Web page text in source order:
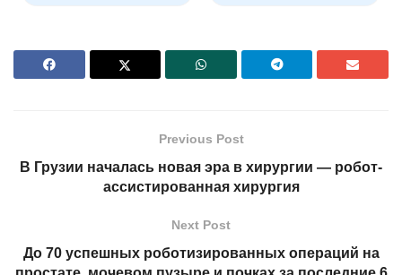
Previous Post
В Грузии началась новая эра в хирургии — робот-
ассистированная хирургия
Next Post
До 70 успешных роботизированных операций на